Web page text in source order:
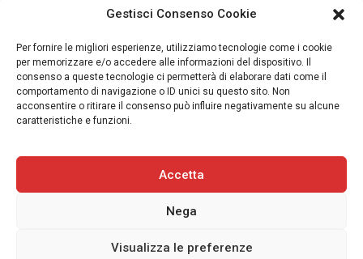
Gestisci Consenso Cookie
Per fornire le migliori esperienze, utilizziamo tecnologie come i cookie
per memorizzare e/o accedere alle informazioni del dispositivo. Il
consenso a queste tecnologie ci permetterà di elaborare dati come il
comportamento di navigazione o ID unici su questo sito. Non
acconsentire o ritirare il consenso può influire negativamente su alcune
caratteristiche e funzioni.
Accetta
Nega
Visualizza le preferenze
Cologno Monzese (MI)
Corso Roma, 186
Tel:+39 039 791339
Apri mappa
Copyright 2025 Trans Audio Video S.r.l. - P.IVA 01675270613
Privacy Policy| Cookie Policy |Termini e Condizioni